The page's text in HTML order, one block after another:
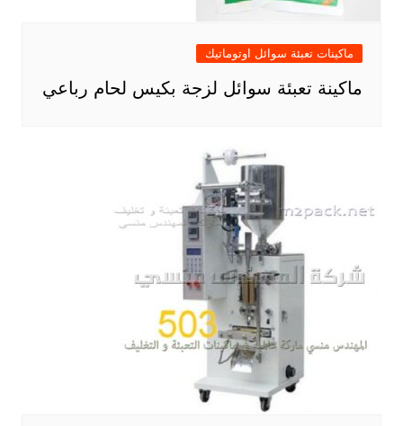
ماكينات تعبئة سوائل اوتوماتيك
ماكينة تعبئة سوائل لزجة بكيس لحام رباعي